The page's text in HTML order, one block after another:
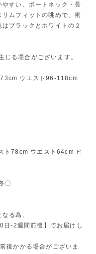
すい、ボートネック・長
ムフィットの眺めで、裾
ブラックとホワイトの２
る場合がございます。
ウエスト96-118cm
ト78cm ウエスト64cm ヒ
〇
る為、
日-2週間前後】でお届けし
後かかる場合がございま